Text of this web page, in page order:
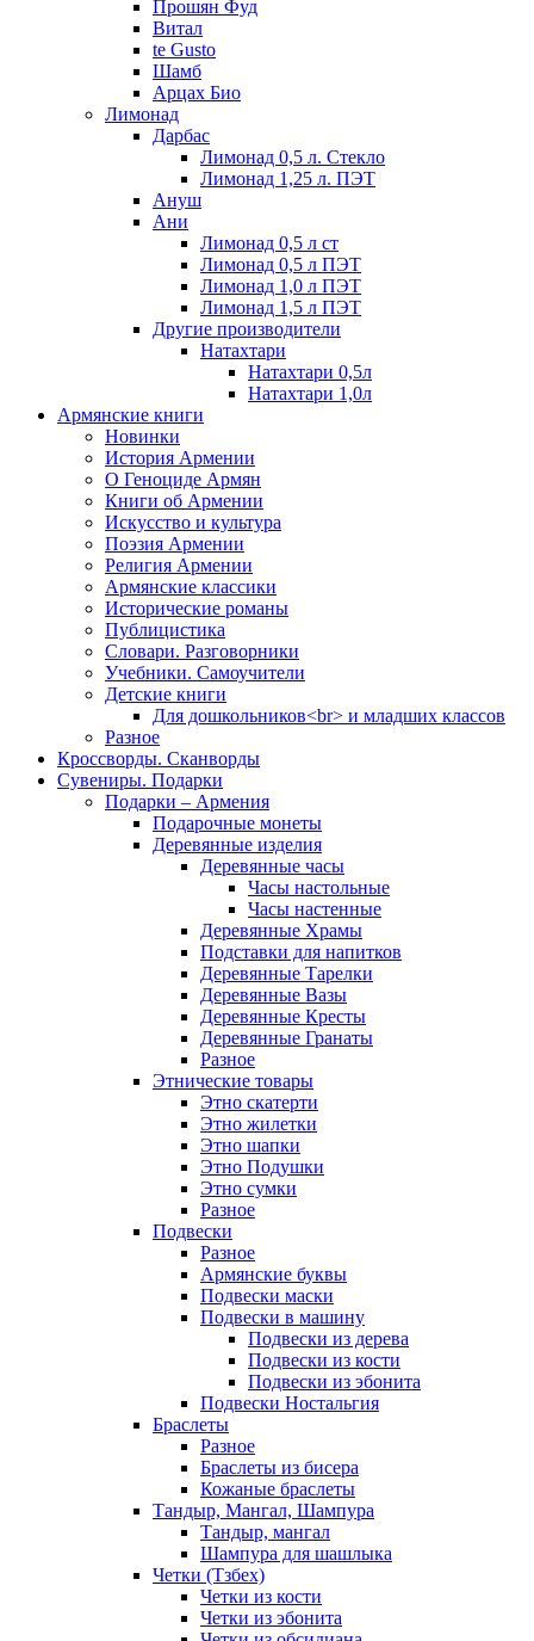
Прошян Фуд
Витал
te Gusto
Шамб
Арцах Био
Лимонад
Дарбас
Лимонад 0,5 л. Стекло
Лимонад 1,25 л. ПЭТ
Ануш
Ани
Лимонад 0,5 л ст
Лимонад 0,5 л ПЭТ
Лимонад 1,0 л ПЭТ
Лимонад 1,5 л ПЭТ
Другие производители
Натахтари
Натахтари 0,5л
Натахтари 1,0л
Армянские книги
Новинки
История Армении
О Геноциде Армян
Книги об Армении
Иcкусство и культура
Поэзия Армении
Религия Армении
Армянские классики
Исторические романы
Публицистика
Словари. Разговорники
Учебники. Самоучители
Детские книги
Для дошкольников<br> и младших классов
Разное
Кроссворды. Сканворды
Сувениры. Подарки
Подарки – Армения
Подарочные монеты
Деревянные изделия
Деревянные часы
Часы настольные
Часы настенные
Деревянные Храмы
Подставки для напитков
Деревянные Тарелки
Деревянные Вазы
Деревянные Кресты
Деревянные Гранаты
Разное
Этнические товары
Этно скатерти
Этно жилетки
Этно шапки
Этно Подушки
Этно сумки
Разное
Подвески
Разное
Армянские буквы
Подвески маски
Подвески в машину
Подвески из дерева
Подвески из кости
Подвески из эбонита
Подвески Ностальгия
Браслеты
Разное
Браслеты из бисера
Кожаные браслеты
Тандыр, Мангал, Шампура
Тандыр, мангал
Шампура для шашлыка
Четки (Тзбех)
Четки из кости
Четки из эбонита